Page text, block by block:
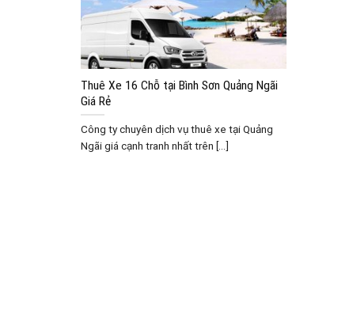
Thuê Xe 16 Chỗ tại Bình Sơn Quảng Ngãi
Giá Rẻ
Công ty chuyên dịch vụ thuê xe tại Quảng
Ngãi giá cạnh tranh nhất trên [...]